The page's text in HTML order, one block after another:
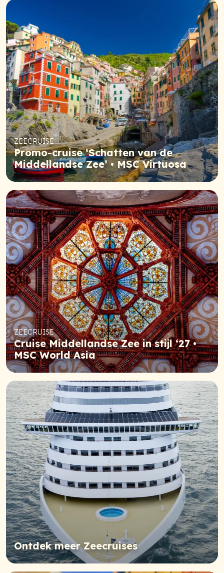
ZEECRUISE
Promo-cruise ‘Schatten van de
Middellandse Zee’ • MSC Virtuosa
ZEECRUISE
Cruise Middellandse Zee in stijl ‘27 •
MSC World Asia
Ontdek meer Zeecruises